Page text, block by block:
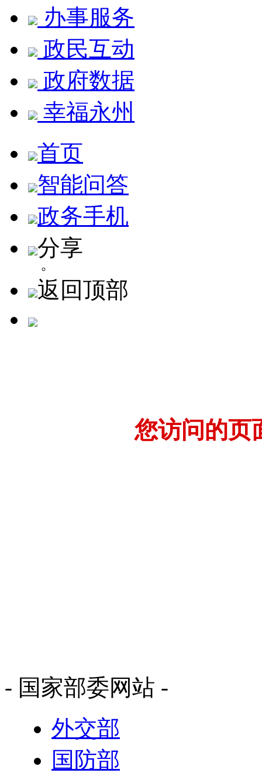
办事服务
政民互动
政府数据
幸福永州
首页
智能问答
政务手机
分享
返回顶部
您访问的页
- 国家部委网站 -
外交部
国防部